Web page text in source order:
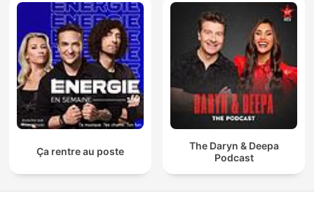
Ça rentre au poste
The Daryn & Deepa
Podcast